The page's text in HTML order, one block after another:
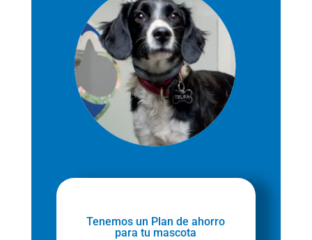
Tenemos un Plan de ahorro
para tu mascota